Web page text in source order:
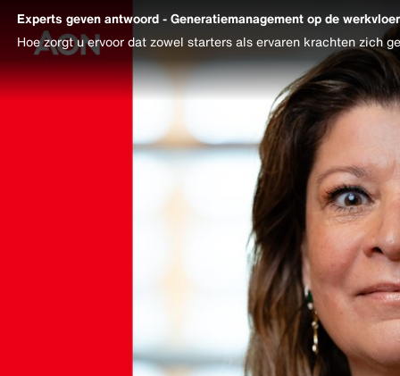
Experts geven antwoord - Generatiemanagement op de werkvloer